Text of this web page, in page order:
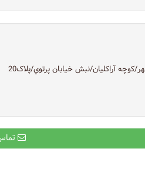
كوچه آراكليان/نبش خيابان پرتوي/پلاک20